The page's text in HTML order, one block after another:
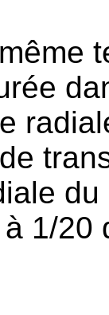
1/20